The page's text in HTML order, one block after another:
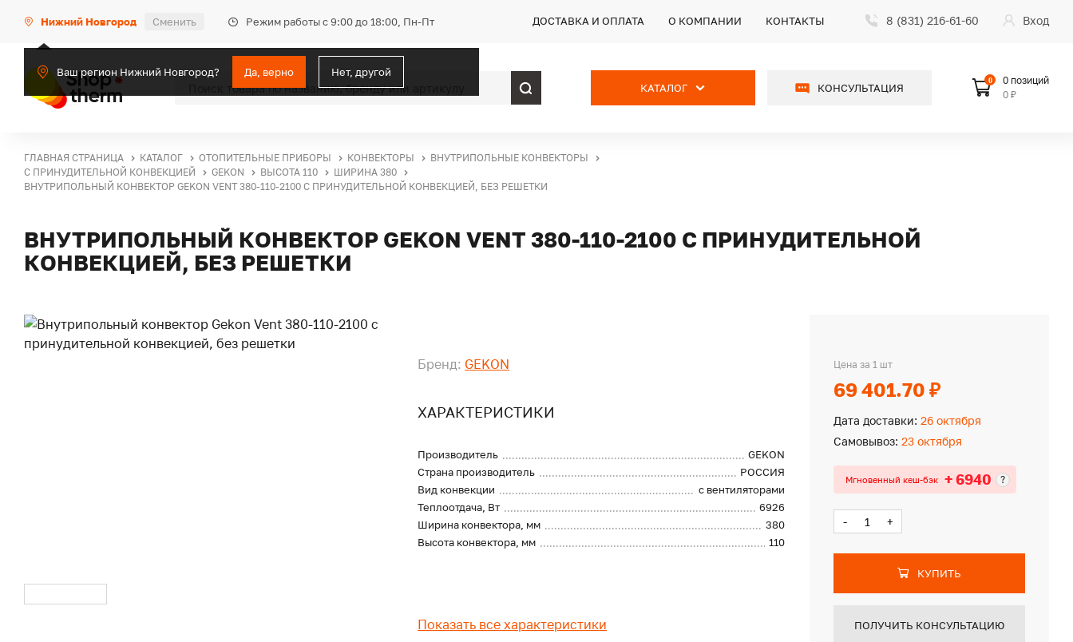
Нижний Новгород Сменить Режим работы с 9:00 до 18:00, Пн-Пт
Ваш регион Нижний Новгород? Да, верно Нет, другой
ДОСТАВКА И ОПЛАТА О КОМПАНИИ КОНТАКТЫ 8 (831) 216-61-60 Вход
КАТАЛОГ КОНСУЛЬТАЦИЯ
0
0 позиций
0 ₽
ГЛАВНАЯ СТРАНИЦА КАТАЛОГ ОТОПИТЕЛЬНЫЕ ПРИБОРЫ КОНВЕКТОРЫ
ВНУТРИПОЛЬНЫЕ КОНВЕКТОРЫ
С ПРИНУДИТЕЛЬНОЙ КОНВЕКЦИЕЙ
GEKON ВЫСОТА 110
ШИРИНА 380
ВНУТРИПОЛЬНЫЙ КОНВЕКТОР GEKON VENT 380-110-2100 С ПРИНУДИТЕЛЬНОЙ КОНВЕКЦИЕЙ, БЕЗ РЕШЕТКИ
ВНУТРИПОЛЬНЫЙ КОНВЕКТОР GEKON VENT 380-110-2100 С ПРИНУДИТЕЛЬНОЙ
КОНВЕКЦИЕЙ, БЕЗ РЕШЕТКИ
Бренд: GEKON
ХАРАКТЕРИСТИКИ
Производитель
GEKON
Страна производитель
РОССИЯ
Вид конвекции
с вентиляторами
Теплоотдача, Вт
6926
Ширина конвектора, мм
380
Высота конвектора, мм
110
Показать все характеристики
Цена за 1 шт
69 401.70 ₽
Дата доставки: 26 октября
Самовывоз: 23 октября
Мгновенный кеш-бэк + 6940 ?
- +
КУПИТЬ
ПОЛУЧИТЬ КОНСУЛЬТАЦИЮ